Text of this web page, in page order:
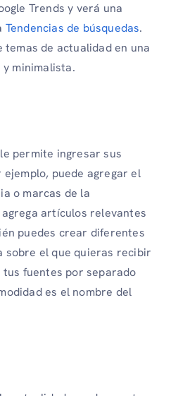
Trends y verá una
Tendencias de búsquedas.
de actualidad en una
minimalista.
permite ingresar sus
puede agregar el
o marcas de la
artículos relevantes
puedes crear diferentes
sobre el que quieras recibir
fuentes por separado
es el nombre del